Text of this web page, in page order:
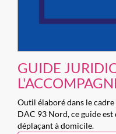
GUIDE
Outil élaboré dans le
DAC 93 Nord, ce guide
déplaçant à domicile.